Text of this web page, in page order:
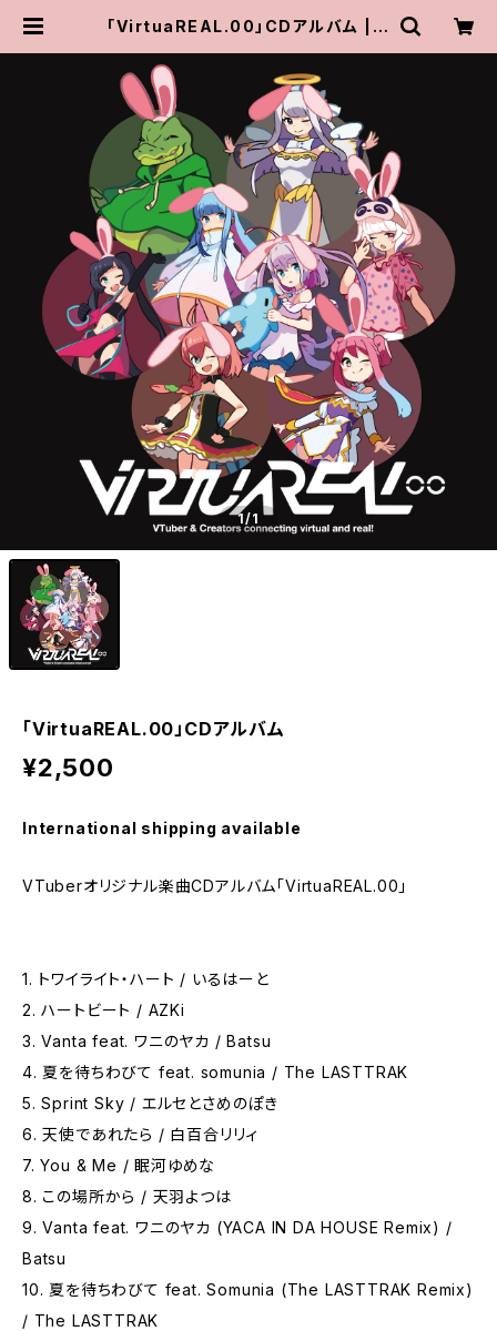
「VirtuaREAL.00」CDアルバム | U
1/1
「VirtuaREAL.00」CDアルバム
¥2,500
International shipping available
VTuberオリジナル楽曲CDアルバム「VirtuaREAL.00」
1. トワイライト・ハート / いるはーと
2. ハートビート / AZKi
3. Vanta feat. ワニのヤカ / Batsu
4. 夏を待ちわびて feat. somunia / The LASTTRAK
5. Sprint Sky / エルセとさめのぽき
6. 天使であれたら / 白百合リリィ
7. You & Me / 眠河ゆめな
8. この場所から / 天羽よつは
9. Vanta feat. ワニのヤカ (YACA IN DA HOUSE Remix) /
Batsu
10. 夏を待ちわびて feat. Somunia (The LASTTRAK Remix)
/ The LASTTRAK